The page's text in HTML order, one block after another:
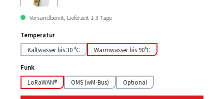
Versandbereit, Lieferzeit 1-3 Tage
Temperatur
Kaltwasser bis 30 °C
Warmwasser bis 90°C
Funk
LoRaWAN®
OMS (wM-Bus) Optional